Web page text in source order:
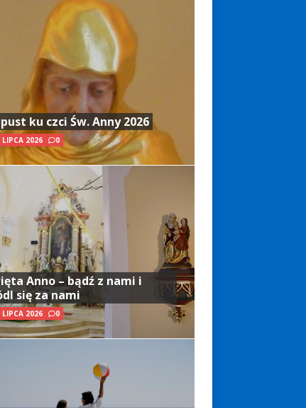
ku czci Św. Anny 2026
LIPCA 2026 0
Anno – bądź z nami i
się za nami
LIPCA 2026 0